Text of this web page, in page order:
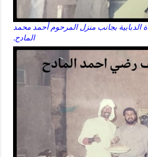
الدبابية بجانب منزل المرحوم أحمد محمد
المادح.